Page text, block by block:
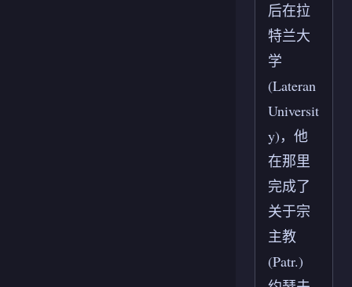
后在拉
特兰大
学
(Lateran
Universit
y)，他
在那里
完成了
关于宗
主教
(Patr.)